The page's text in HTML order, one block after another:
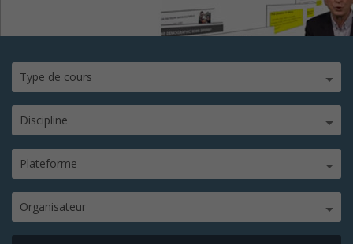
Type de cours
Discipline
Plateforme
Organisateur